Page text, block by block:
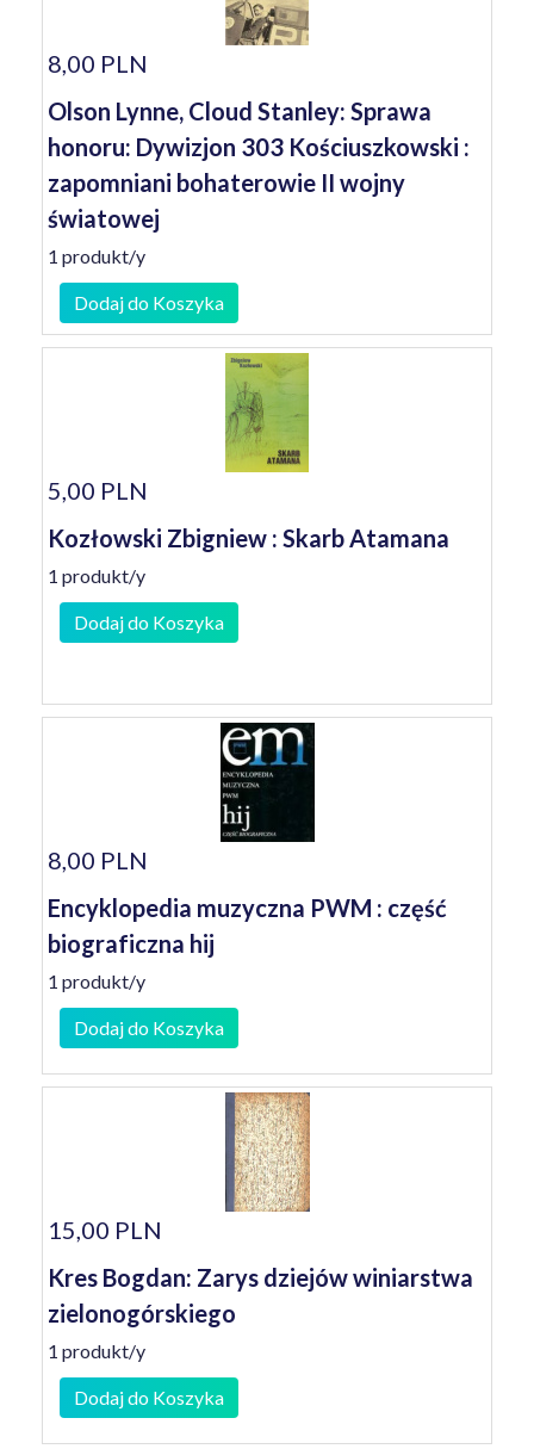
8,00 PLN
Olson Lynne, Cloud Stanley: Sprawa
honoru: Dywizjon 303 Kościuszkowski :
zapomniani bohaterowie II wojny
światowej
1 produkt/y
Dodaj do Koszyka
5,00 PLN
Kozłowski Zbigniew : Skarb Atamana
1 produkt/y
Dodaj do Koszyka
8,00 PLN
Encyklopedia muzyczna PWM : część
biograficzna hij
1 produkt/y
Dodaj do Koszyka
15,00 PLN
Kres Bogdan: Zarys dziejów winiarstwa
zielonogórskiego
1 produkt/y
Dodaj do Koszyka